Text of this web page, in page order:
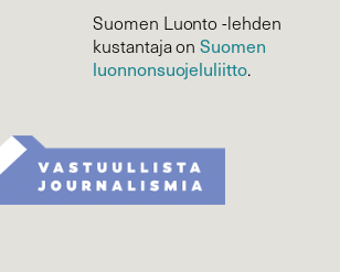
Suomen Luonto -lehden
kustantaja onSuomen
luonnonsuojelu­liitto.